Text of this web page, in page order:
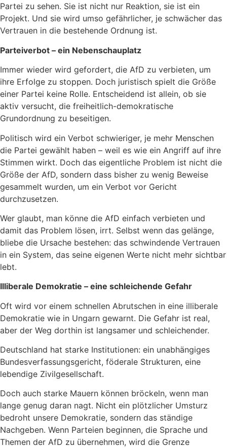
Partei zu sehen. Sie ist nicht nur Reaktion, sie ist ein
Projekt. Und sie wird umso gefährlicher, je schwächer das
Vertrauen in die bestehende Ordnung ist.
Parteiverbot – ein Nebenschauplatz
Immer wieder wird gefordert, die AfD zu verbieten, um
ihre Erfolge zu stoppen. Doch juristisch spielt die Größe
einer Partei keine Rolle. Entscheidend ist allein, ob sie
aktiv versucht, die freiheitlich-demokratische
Grundordnung zu beseitigen.
Politisch wird ein Verbot schwieriger, je mehr Menschen
die Partei gewählt haben – weil es wie ein Angriff auf ihre
Stimmen wirkt. Doch das eigentliche Problem ist nicht die
Größe der AfD, sondern dass bisher zu wenig Beweise
gesammelt wurden, um ein Verbot vor Gericht
durchzusetzen.
Wer glaubt, man könne die AfD einfach verbieten und
damit das Problem lösen, irrt. Selbst wenn das gelänge,
bliebe die Ursache bestehen: das schwindende Vertrauen
in ein System, das seine eigenen Werte nicht mehr sichtbar
lebt.
Illiberale Demokratie – eine schleichende Gefahr
Oft wird vor einem schnellen Abrutschen in eine illiberale
Demokratie wie in Ungarn gewarnt. Die Gefahr ist real,
aber der Weg dorthin ist langsamer und schleichender.
Deutschland hat starke Institutionen: ein unabhängiges
Bundesverfassungsgericht, föderale Strukturen, eine
lebendige Zivilgesellschaft.
Doch auch starke Mauern können bröckeln, wenn man
lange genug daran nagt. Nicht ein plötzlicher Umsturz
bedroht unsere Demokratie, sondern das ständige
Nachgeben. Wenn Parteien beginnen, die Sprache und
Themen der AfD zu übernehmen, wird die Grenze